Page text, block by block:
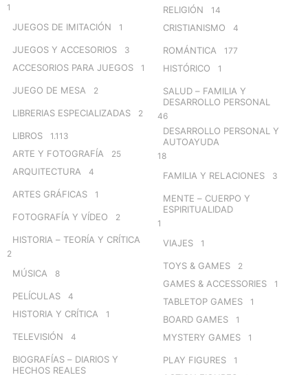
1
JUEGOS DE IMITACIÓN 1
JUEGOS Y ACCESORIOS 3
ACCESORIOS PARA JUEGOS 1
JUEGO DE MESA 2
LIBRERIAS ESPECIALIZADAS 2
LIBROS 1.113
ARTE Y FOTOGRAFÍA 25
ARQUITECTURA 4
ARTES GRÁFICAS 1
FOTOGRAFÍA Y VÍDEO 2
HISTORIA – TEORÍA Y CRÍTICA
2
MÚSICA 8
PELÍCULAS 4
HISTORIA Y CRÍTICA 1
TELEVISIÓN 4
BIOGRAFÍAS – DIARIOS Y
HECHOS REALES
RELIGIÓN 14
CRISTIANISMO 4
ROMÁNTICA 177
HISTÓRICO 1
SALUD – FAMILIA Y
DESARROLLO PERSONAL
46
DESARROLLO PERSONAL Y
AUTOAYUDA
18
FAMILIA Y RELACIONES 3
MENTE – CUERPO Y
ESPIRITUALIDAD
1
VIAJES 1
TOYS & GAMES 2
GAMES & ACCESSORIES 1
TABLETOP GAMES 1
BOARD GAMES 1
MYSTERY GAMES 1
PLAY FIGURES 1